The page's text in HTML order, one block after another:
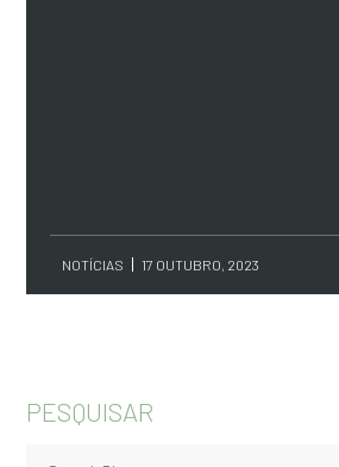
NOTÍCIAS 17 OUTUBRO, 2023
PESQUISAR